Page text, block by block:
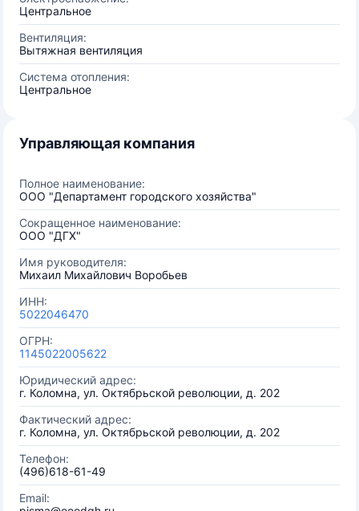
Центральное
Вентиляция:
Вытяжная вентиляция
Система отопления:
Центральное
Управляющая компания
Полное наименование:
ООО "Департамент городского хозяйства"
Сокращенное наименование:
ООО "ДГХ"
Имя руководителя:
Михаил Михайлович Воробьев
ИНН:
5022046470
ОГРН:
1145022005622
Юридический адрес:
г. Коломна, ул. Октябрьской революции, д. 202
Фактический адрес:
г. Коломна, ул. Октябрьской революции, д. 202
Телефон:
(496)618-61-49
Email: